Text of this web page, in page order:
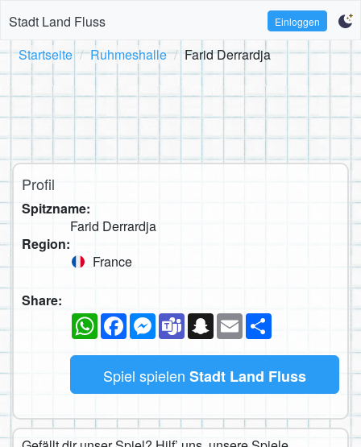
Stadt Land Fluss Einloggen
Startseite Ruhmeshalle Farid Derrardja
Profil
Spitzname:
Farid Derrardja
Region:
France
Share:
WhatsAppFacebookMessenger
TeamsSnapchat
Email
Spiel spielen Stadt Land Fluss